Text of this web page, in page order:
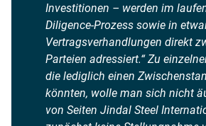
Investitionen – werden im
Diligence-Prozess sowie in
Vertragsverhandlungen direkt
Parteien adressiert.“ Zu
die lediglich einen
könnten, wolle man sich nicht
von Seiten Jindal Steel